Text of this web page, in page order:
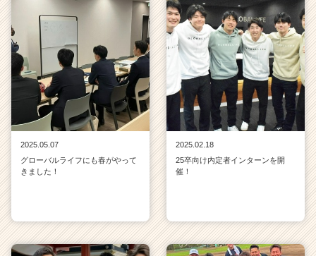
2025.05.07
グローバルライフにも春がやって
きました！
2025.02.18
25卒向け内定者インターンを開
催！